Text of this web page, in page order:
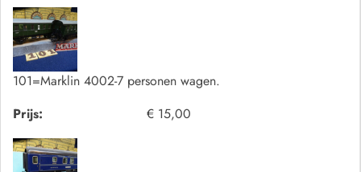
101=Marklin 4002-7 personen wagen.
Prijs:
€ 15,00